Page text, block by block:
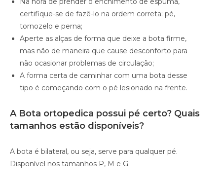
certifique-se de fazê-lo na ordem correta: pé,
tornozelo e perna;
Aperte as alças de forma que deixe a bota firme,
mas não de maneira que cause desconforto para
não ocasionar problemas de circulação;
A forma certa de caminhar com uma bota desse
tipo é começando com o pé lesionado na frente.
A Bota ortopedica possui pé certo? Quais
tamanhos estão disponíveis?
A bota é bilateral, ou seja, serve para qualquer pé.
Disponível nos tamanhos P, M e G.